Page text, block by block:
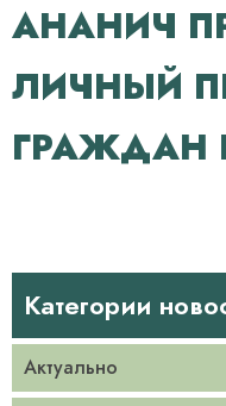
АНАНИЧ
ЛИЧНЫЙ
ГРАЖДАН
Категории
Актуально